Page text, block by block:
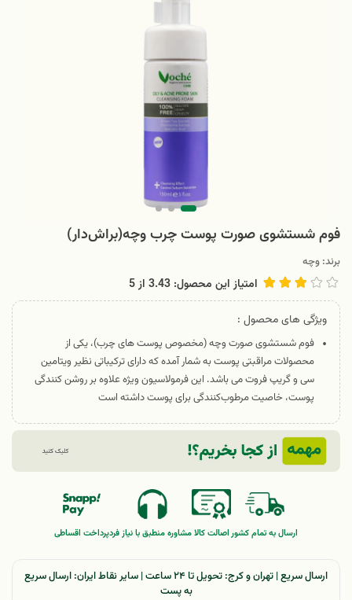
فوم شستشوی صورت پوست چرب وچه(براش‌دار)
برند: وچه
امتیاز این محصول: 3.43 از5
ویژگی های محصول :
فوم شستشوی صورت وچه (مخصوص پوست های چرب)، یکی از
محصولات مراقبتی پوست به شمار آمده که دارای ترکیباتی نظیر ویتامین
سی و گریپ فروت می باشد. این فرمولاسیون ویژه علاوه بر روشن کنندگی
پوست، خاصیت مرطوب‌کنندگی برای پوست داشته است
ارسال به تمام کشوراصالت کالامشاوره منطبق با نیاز فردپرداخت اقساطی
ارسال سریع | تهران و کرج: تحویل تا ۲۴ ساعت | سایر نقاط ایران: ارسال سریع
به پست